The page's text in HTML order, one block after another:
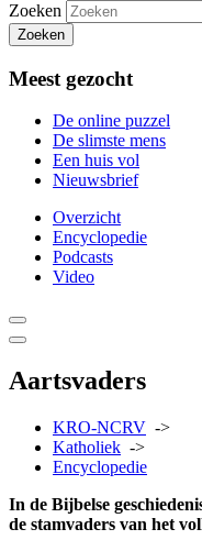
Zoeken
Zoeken
Meest gezocht
De online puzzel
De slimste mens
Een huis vol
Nieuwsbrief
Overzicht
Encyclopedie
Podcasts
Video
Aartsvaders
KRO-NCRV ->
Katholiek ->
Encyclopedie
In de Bijbelse
de stamvaders van het